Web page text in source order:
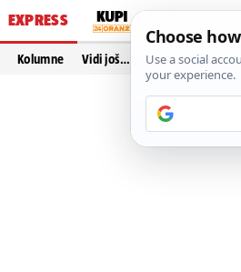
EXPRESS
Kolumne Vidi još…